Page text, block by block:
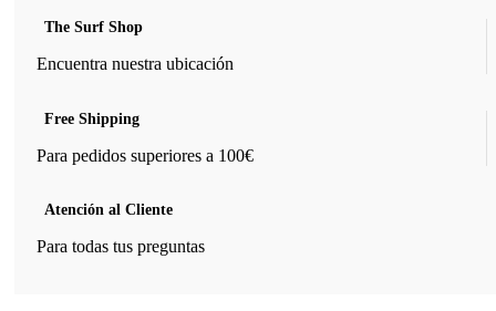
The Surf Shop
Encuentra nuestra ubicación
Free Shipping
Para pedidos superiores a 100€
Atención al Cliente
Para todas tus preguntas